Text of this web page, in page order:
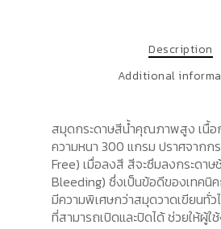
Description
Additional
สมุดกระดาษสีน้ำคุณภาพสูง เนื้อ
ความหนา 300 แกรม ปราศจากก
Free) เมื่อลงสี สีจะซึมลงกระดาษ
Bleeding) ซึ่งเป็นข้อดีของเทคนิ
มีความพิเศษกว่าสมุดวาดเขียนทั่
ที่สามารถเปิดและปิดได้ ช่วยให้ผู้ใ